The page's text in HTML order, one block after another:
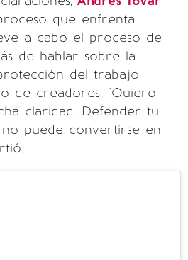
que enfrenta
a cabo el proceso de
de hablar sobre la
del trabajo
de creadores. "Quiero
claridad. Defender tu
puede convertirse en